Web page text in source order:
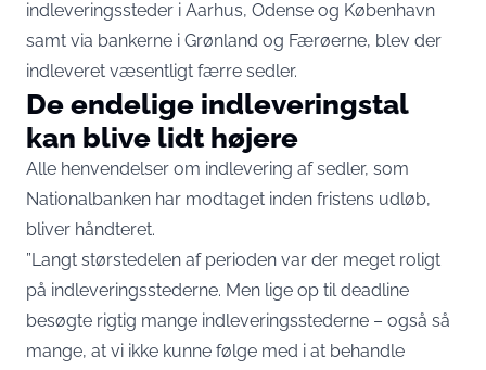
indleveringssteder i Aarhus, Odense og København
samt via bankerne i Grønland og Færøerne, blev der
indleveret væsentligt færre sedler.
De endelige indleveringstal
kan blive lidt højere
Alle henvendelser om indlevering af sedler, som
Nationalbanken har modtaget inden fristens udløb,
bliver håndteret.
”Langt størstedelen af perioden var der meget roligt
på indleveringsstederne. Men lige op til deadline
besøgte rigtig mange indleveringsstederne – også så
mange, at vi ikke kunne følge med i at behandle